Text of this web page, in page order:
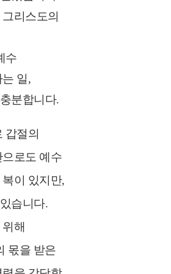
리스도의
수
일,
분합니다.
갑절의
로도 예수
이 있지만,
습니다.
해
몫을 받은